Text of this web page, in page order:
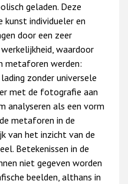
geladen. Deze
kunst individueler en
door een zeer
waardoor
metaforen werden:
zonder universele
met de fotografie aan
analyseren als een vorm
metaforen in de
van het inzicht van de
Betekenissen in de
niet gegeven worden
beelden, althans in